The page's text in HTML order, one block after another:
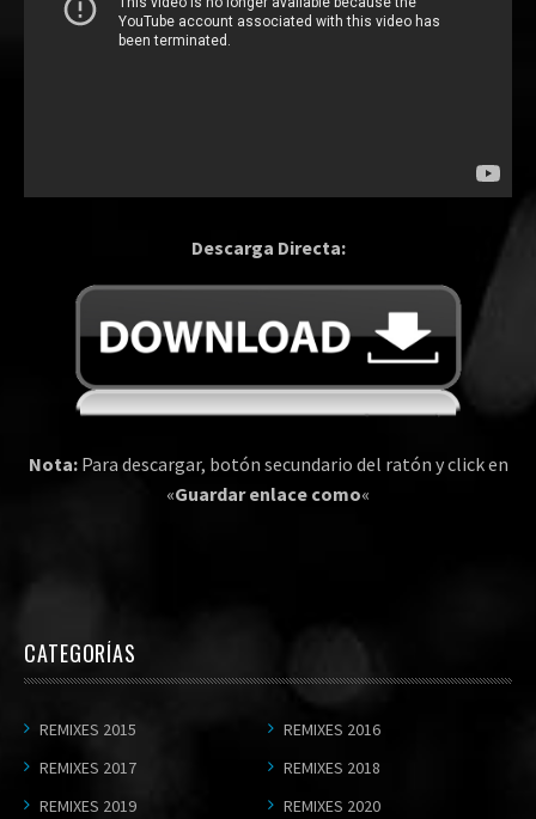
Descarga Directa:
Nota:Para descargar, botón secundario del ratón y click en
«Guardar enlace como«
CATEGORÍAS
REMIXES 2015
REMIXES 2016
REMIXES 2017
REMIXES 2018
REMIXES 2019
REMIXES 2020